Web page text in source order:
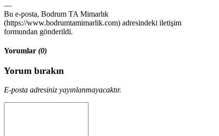
—
Bu e-posta, Bodrum TA Mimarlık
(https://www.bodrumtamimarlik.com) adresindeki iletişim
formundan gönderildi.
Yorumlar (0)
Yorum bırakın
E-posta adresiniz yayınlanmayacaktır.